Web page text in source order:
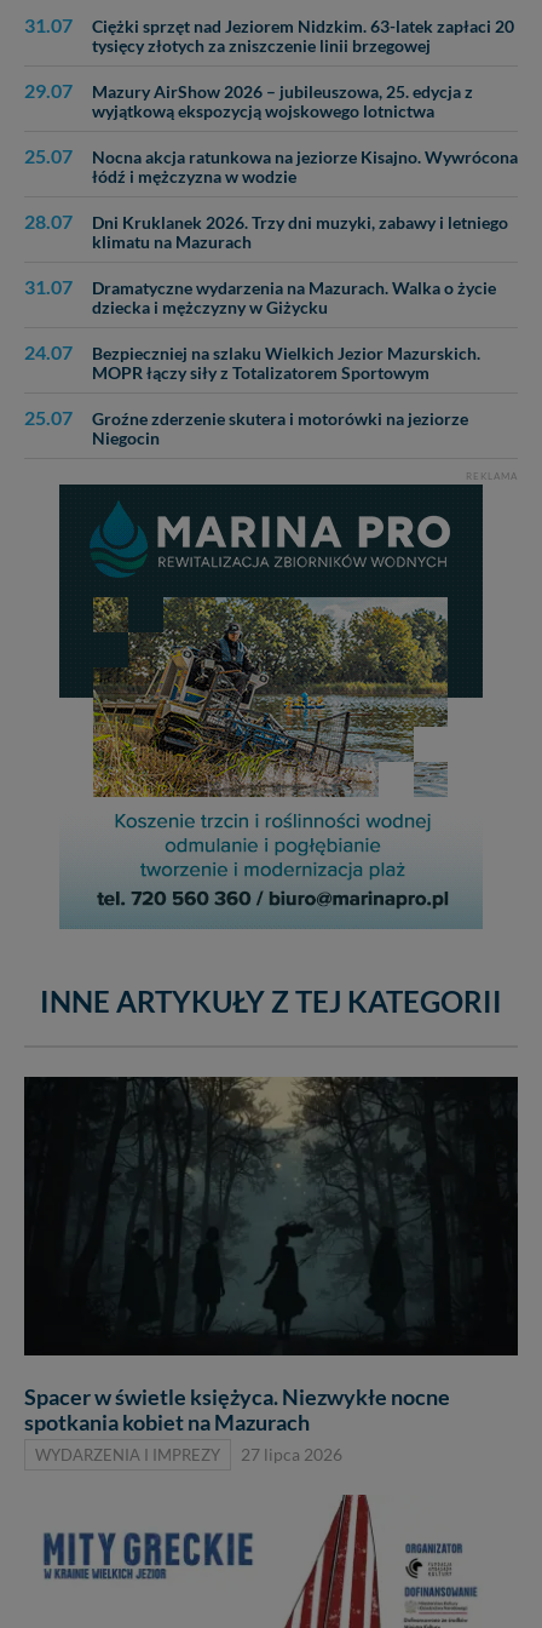
31.07
Ciężki sprzęt nad Jeziorem Nidzkim. 63-latek zapłaci 20
tysięcy złotych za zniszczenie linii brzegowej
29.07
Mazury AirShow 2026 – jubileuszowa, 25. edycja z
wyjątkową ekspozycją wojskowego lotnictwa
25.07
Nocna akcja ratunkowa na jeziorze Kisajno. Wywrócona
łódź i mężczyzna w wodzie
28.07
Dni Kruklanek 2026. Trzy dni muzyki, zabawy i letniego
klimatu na Mazurach
31.07
Dramatyczne wydarzenia na Mazurach. Walka o życie
dziecka i mężczyzny w Giżycku
24.07
Bezpieczniej na szlaku Wielkich Jezior Mazurskich.
MOPR łączy siły z Totalizatorem Sportowym
25.07
Groźne zderzenie skutera i motorówki na jeziorze
Niegocin
REKLAMA
INNE ARTYKUŁY Z TEJ KATEGORII
Spacer w świetle księżyca. Niezwykłe nocne
spotkania kobiet na Mazurach
WYDARZENIA I IMPREZY 27 lipca 2026
skontaktować się za pośrednictwem tejstrony.
danych, zażądać ich poprawienia lub usunięcia,
zabronić ich przetwarzania. Pamiętaj jednak, że nie
praw w odniesieniu do informacji zawartych w plikach
tych plików - w pewnych przypadkach nie możemy tego
zrobić za Ciebie.
Dziękujemy, i życzmy miłego odkrywania Mazur na
nowo...